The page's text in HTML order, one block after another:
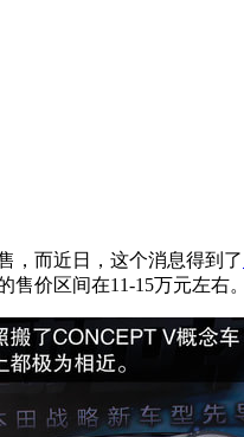
，而近日，这个消息得到了
售价区间在11-15万元左右。